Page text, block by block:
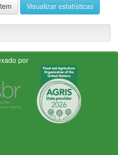
Visualizar estatísticas
por